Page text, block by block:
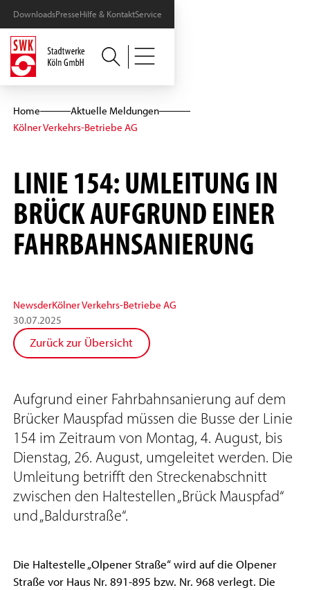
DownloadsPresseHilfe & KontaktService
Home
Aktuelle Meldungen
Kölner Verkehrs-Betriebe AG
LINIE 154: UMLEITUNG IN
BRÜCK AUFGRUND EINER
FAHRBAHNSANIERUNG
NewsderKölner Verkehrs-Betriebe AG
30.07.2025
Zurück zur Übersicht
Aufgrund einer Fahrbahnsanierung auf dem
Brücker Mauspfad müssen die Busse der Linie
154 im Zeitraum von Montag, 4. August, bis
Dienstag, 26. August, umgeleitet werden. Die
Umleitung betrifft den Streckenabschnitt
zwischen den Haltestellen „Brück Mauspfad“
und „Baldurstraße“.
Die Haltestelle „Olpener Straße“ wird auf die Olpener
Straße vor Haus Nr. 891-895 bzw. Nr. 968 verlegt. Die